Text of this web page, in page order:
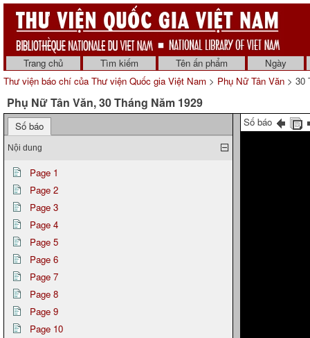
Trang chủ Tìm kiếm Tên ấn phẩm
Ngày
Thư viện báo chí của Thư viện Quốc gia Việt Nam > Phụ Nữ Tân Văn > 30
Phụ Nữ Tân Văn, 30 Tháng Năm 1929
Số báo
Nội dung
Page 1
Page 2
Page 3
Page 4
Page 5
Page 6
Page 7
Page 8
Page 9
Page 10
Số báo